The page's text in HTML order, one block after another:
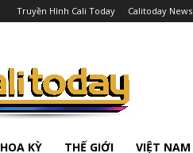
Truyền Hình Cali Today Calitoday News
HOA KỲ THẾ GIỚI VIỆT NAM